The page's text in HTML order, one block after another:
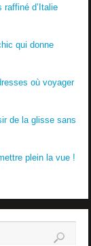
raffiné d’Italie
qui donne
où voyager
de la glisse sans
plein la vue !